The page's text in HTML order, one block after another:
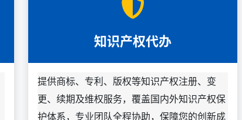
知识产权代办
提供商标、专利、版权等知识产权注册、变
更、续期及维权服务，覆盖国内外知识产权保
护体系，专业团队全程协助，保障您的创新成